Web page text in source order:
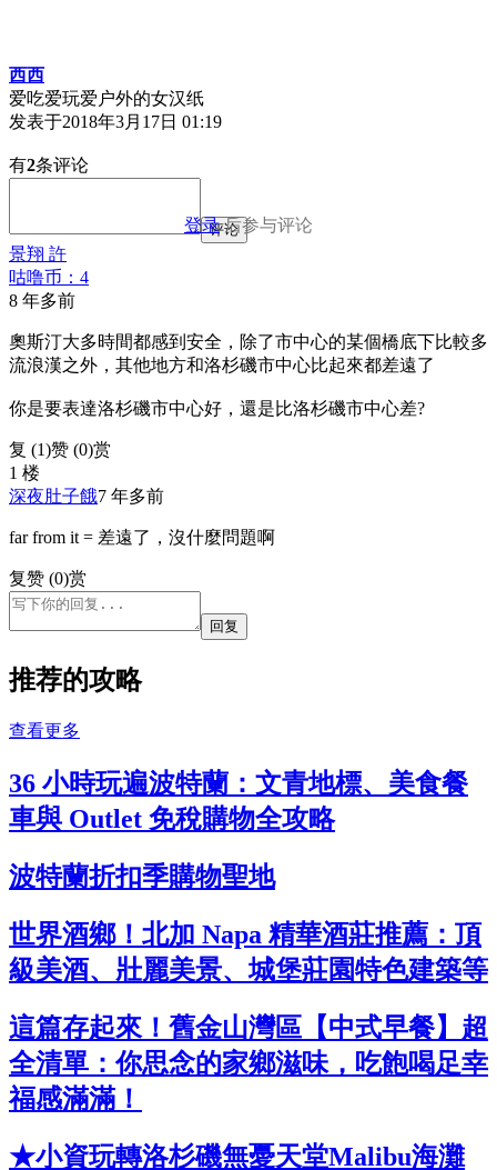
西西
爱吃爱玩爱户外的女汉纸
发表于2018年3月17日 01:19
有2条评论
登录后参与评论
评论
景翔 許
咕噜币：4
8 年多前
奧斯汀大多時間都感到安全，除了市中心的某個橋底下比較多
流浪漢之外，其他地方和洛杉磯市中心比起來都差遠了
你是要表達洛杉磯市中心好，還是比洛杉磯市中心差?
复 (1)赞 (0)赏
1 楼
深夜肚子餓7 年多前
far from it = 差遠了，沒什麼問題啊
复赞 (0)赏
回复
推荐的攻略
查看更多
36 小時玩遍波特蘭：文青地標、美食餐
車與 Outlet 免稅購物全攻略
波特蘭折扣季購物聖地
世界酒鄉！北加 Napa 精華酒莊推薦：頂
級美酒、壯麗美景、城堡莊園特色建築等
這篇存起來！舊金山灣區【中式早餐】超
全清單：你思念的家鄉滋味，吃飽喝足幸
福感滿滿！
★小資玩轉洛杉磯無憂天堂Malibu海灘